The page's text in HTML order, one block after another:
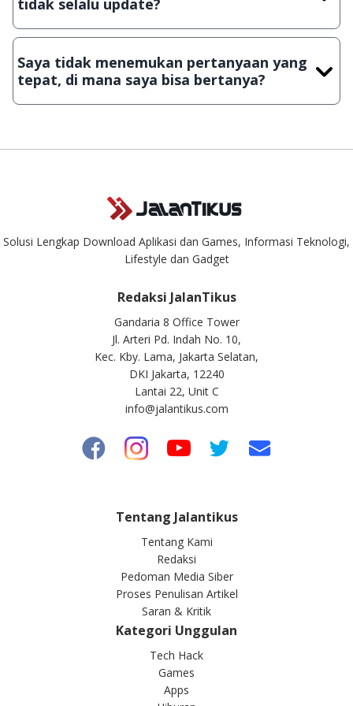
tidak selalu update?
Demi menjaga kualitas aplikasi dan games yang ada di
download secara manual, sehingga kuota sebesar ribuan
aplikasi & games tidak dapat tercapai dalam waktu yang
singkat.
Saya tidak menemukan pertanyaan yang
tepat, di mana saya bisa bertanya?
Kami dengan senang hati menjawab setiap pertanyaan yang
Solusi Lengkap Download Aplikasi dan Games, Informasi Teknologi,
Lifestyle dan Gadget
Redaksi JalanTikus
Gandaria 8 Office Tower
Jl. Arteri Pd. Indah No. 10,
Kec. Kby. Lama, Jakarta Selatan,
DKI Jakarta, 12240
Lantai 22, Unit C
info@jalantikus.com
Tentang Jalantikus
Tentang Kami
Redaksi
Pedoman Media Siber
Proses Penulisan Artikel
Saran & Kritik
Kategori Unggulan
Tech Hack
Games
Apps